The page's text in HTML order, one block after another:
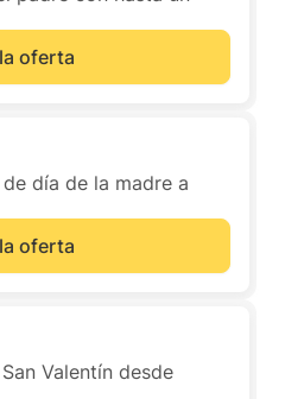
oferta
día de la madre a
oferta
Valentín desde